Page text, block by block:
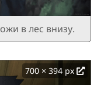
в лес внизу.
700 × 394 px